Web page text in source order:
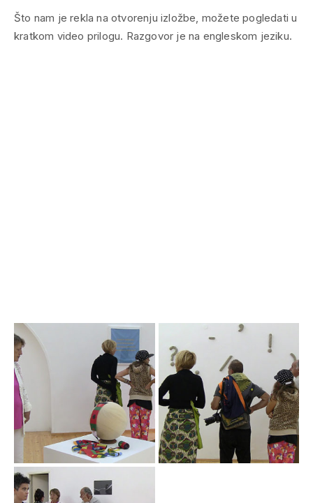
Što nam je rekla na otvorenju izložbe, možete pogledati u
kratkom video prilogu. Razgovor je na engleskom jeziku.